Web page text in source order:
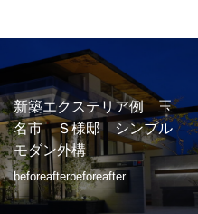
玉
ル
新築エクステリ
本県玉名市 U
モダン外構